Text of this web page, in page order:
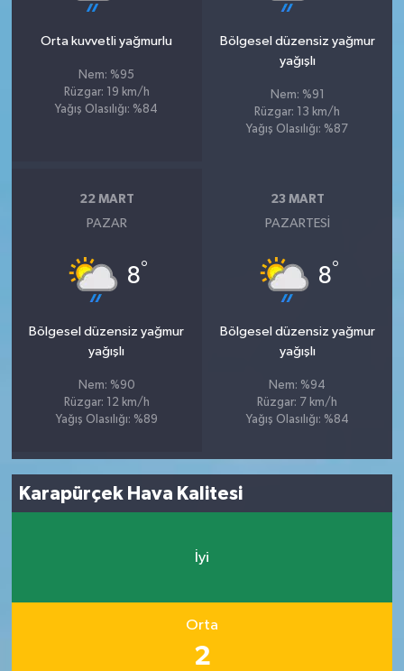
Orta kuvvetli yağmurlu
Nem: %95
Rüzgar: 19 km/h
Yağış Olasılığı: %84
Bölgesel düzensiz yağmur
yağışlı
Nem: %91
Rüzgar: 13 km/h
Yağış Olasılığı: %87
22 MART
PAZAR
8°
Bölgesel düzensiz yağmur
yağışlı
Nem: %90
Rüzgar: 12 km/h
Yağış Olasılığı: %89
23 MART
PAZARTESI
8°
Bölgesel düzensiz yağmur
yağışlı
Nem: %94
Rüzgar: 7 km/h
Yağış Olasılığı: %84
Karapürçek Hava Kalitesi
İyi
Orta
2